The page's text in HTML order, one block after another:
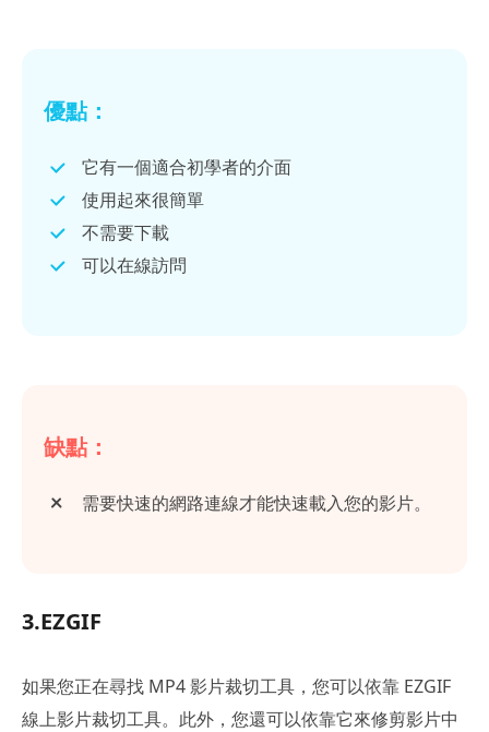
優點：
它有一個適合初學者的介面
使用起來很簡單
不需要下載
可以在線訪問
缺點：
需要快速的網路連線才能快速載入您的影片。
3.EZGIF
如果您正在尋找 MP4 影片裁切工具，您可以依靠 EZGIF
線上影片裁切工具。此外，您還可以依靠它來修剪影片中